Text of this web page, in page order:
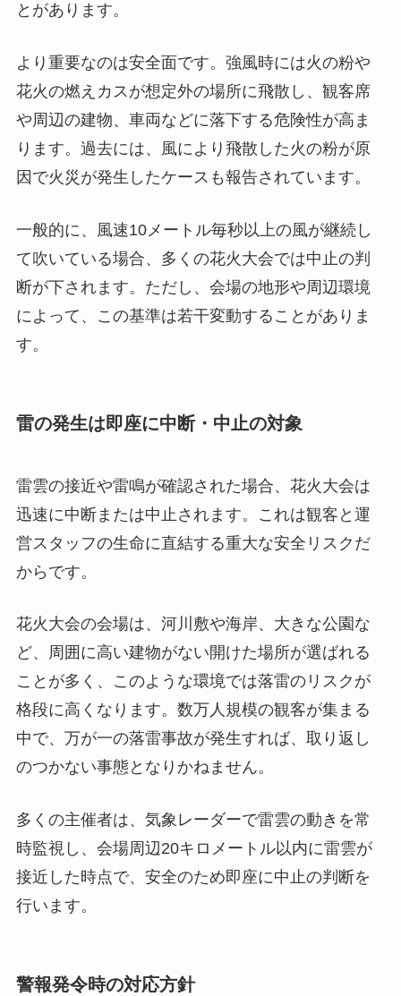
とがあります。
より重要なのは安全面です。強風時には火の粉や
花火の燃えカスが想定外の場所に飛散し、観客席
や周辺の建物、車両などに落下する危険性が高ま
ります。過去には、風により飛散した火の粉が原
因で火災が発生したケースも報告されています。
一般的に、風速10メートル毎秒以上の風が継続し
て吹いている場合、多くの花火大会では中止の判
断が下されます。ただし、会場の地形や周辺環境
によって、この基準は若干変動することがありま
す。
雷の発生は即座に中断・中止の対象
雷雲の接近や雷鳴が確認された場合、花火大会は
迅速に中断または中止されます。これは観客と運
営スタッフの生命に直結する重大な安全リスクだ
からです。
花火大会の会場は、河川敷や海岸、大きな公園な
ど、周囲に高い建物がない開けた場所が選ばれる
ことが多く、このような環境では落雷のリスクが
格段に高くなります。数万人規模の観客が集まる
中で、万が一の落雷事故が発生すれば、取り返し
のつかない事態となりかねません。
多くの主催者は、気象レーダーで雷雲の動きを常
時監視し、会場周辺20キロメートル以内に雷雲が
接近した時点で、安全のため即座に中止の判断を
行います。
警報発令時の対応方針